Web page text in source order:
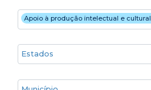
Estratégia de atuação
Apoio à produção intelectual e cultural
Estado
Cidade